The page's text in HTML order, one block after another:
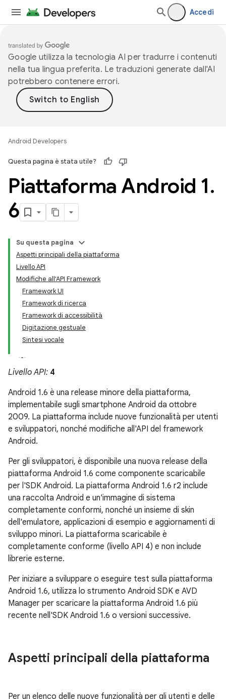
Accedi
Google utilizza la tecnologia AI per tradurre i contenuti
nella tua lingua preferita. Le traduzioni generate dall'AI
potrebbero contenere errori.
Android Developers
Questa pagina è stata utile?
Piattaforma Android 1.
6
Su questa pagina
Aspetti principali della piattaforma
Livello API
Modifiche all'API Framework
Framework UI
Framework di ricerca
Framework di accessibilità
Digitazione gestuale
Sintesi vocale
Livello API: 4
Android 1.6 è una release minore della piattaforma,
implementabile sugli smartphone Android da ottobre
2009. La piattaforma include nuove funzionalità per utenti
e sviluppatori, nonché modifiche all'API del framework
Android.
Per gli sviluppatori, è disponibile una nuova release della
piattaforma Android 1.6 come componente scaricabile
per l'SDK Android. La piattaforma Android 1.6 r2 include
una raccolta Android e un'immagine di sistema
completamente conformi, nonché un insieme di skin
dell'emulatore, applicazioni di esempio e aggiornamenti di
sviluppo minori. La piattaforma scaricabile è
completamente conforme (livello API 4) e non include
librerie esterne.
Per iniziare a sviluppare o eseguire test sulla piattaforma
Android 1.6, utilizza lo strumento Android SDK e AVD
Manager per scaricare la piattaforma Android 1.6 più
recente nell'SDK Android 1.6 o versioni successive.
Aspetti principali della piattaforma
Per un elenco delle nuove funzionalità per gli utenti e delle